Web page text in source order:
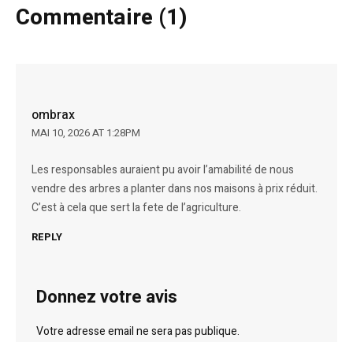
Commentaire (1)
ombrax
MAI 10, 2026 AT 1:28PM
Les responsables auraient pu avoir l’amabilité de nous
vendre des arbres a planter dans nos maisons à prix réduit.
C’est à cela que sert la fete de l’agriculture.
REPLY
Donnez votre avis
Votre adresse email ne sera pas publique.